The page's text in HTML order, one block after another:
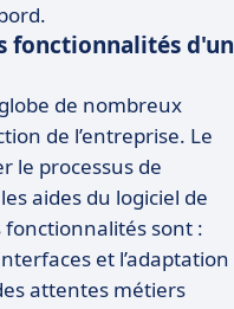
fonctionnalités d'un
de nombreux
de l’entreprise. Le
le processus de
aides du logiciel de
sont :
et l’adaptation
attentes métiers